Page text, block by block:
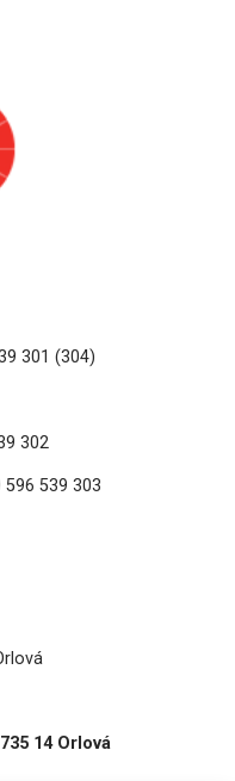
301 (304)
302
596 539 303
14 Orlová